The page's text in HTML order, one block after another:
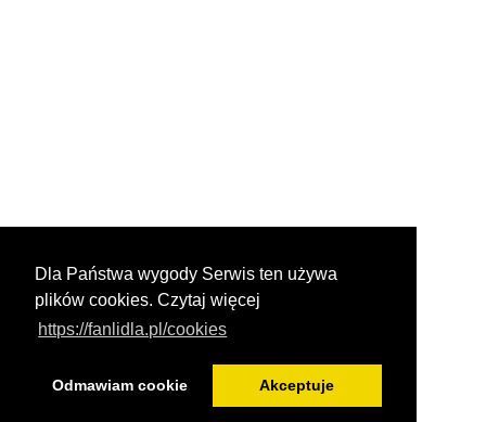
Dla Państwa wygody Serwis ten używa
plików cookies. Czytaj więcej
https://fanlidla.pl/cookies
Odmawiam cookie Akceptuje